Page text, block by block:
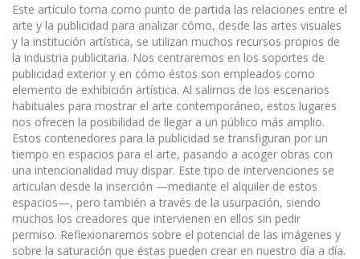
Este artículo toma como punto de partida las relaciones entre el
arte y la publicidad para analizar cómo, desde las artes visuales
y la institución artística, se utilizan muchos recursos propios de
la industria publicitaria. Nos centraremos en los soportes de
publicidad exterior y en cómo éstos son empleados como
elemento de exhibición artística. Al salirnos de los escenarios
habituales para mostrar el arte contemporáneo, estos lugares
nos ofrecen la posibilidad de llegar a un público más amplio.
Estos contenedores para la publicidad se transfiguran por un
tiempo en espacios para el arte, pasando a acoger obras con
una intencionalidad muy dispar. Este tipo de intervenciones se
articulan desde la inserción —mediante el alquiler de estos
espacios—, pero también a través de la usurpación, siendo
muchos los creadores que intervienen en ellos sin pedir
permiso. Reflexionaremos sobre el potencial de las imágenes y
sobre la saturación que éstas pueden crear en nuestro día a día.